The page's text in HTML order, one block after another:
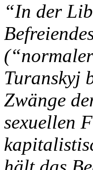
“In der
Turanskyj
Zwänge
sexuellen